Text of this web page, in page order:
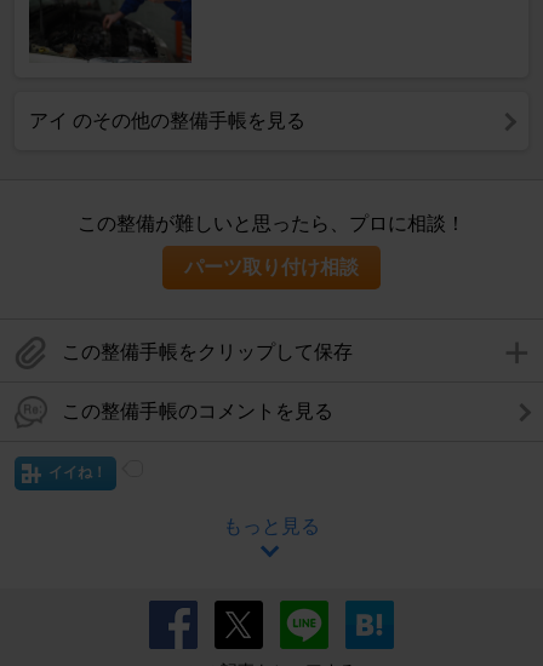
アイ のその他の整備手帳を見る
この整備が難しいと思ったら、プロに相談！
パーツ取り付け相談
この整備手帳をクリップして保存
この整備手帳のコメントを見る
イイね！
もっと見る